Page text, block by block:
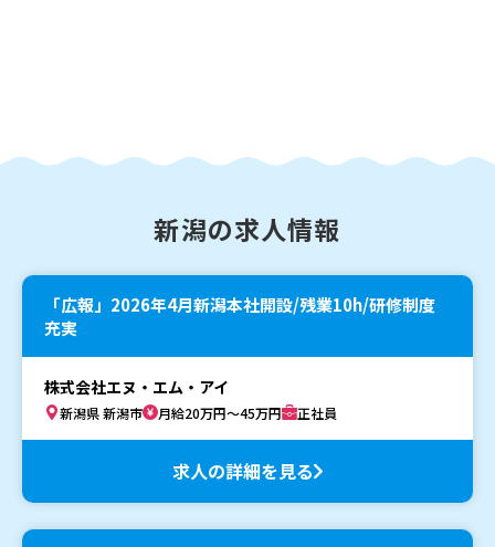
新潟の求人情報
「広報」2026年4月新潟本社開設/残業10h/研修制度
充実
株式会社エヌ・エム・アイ
新潟県 新潟市 月給20万円～45万円 正社員
求人の詳細を見る